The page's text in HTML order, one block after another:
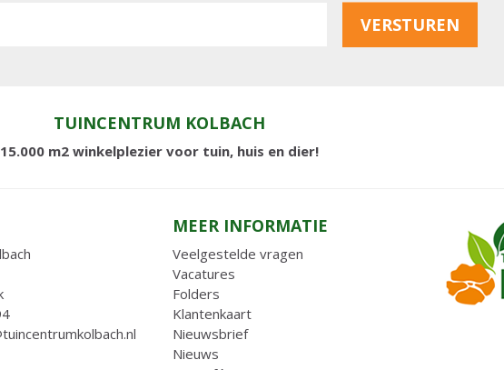
TUINCENTRUM KOLBACH
15.000 m2 winkelplezier voor tuin, huis en dier!
MEER INFORMATIE
Veelgestelde vragen
Vacatures
Folders
Klantenkaart
Nieuwsbrief
Nieuws